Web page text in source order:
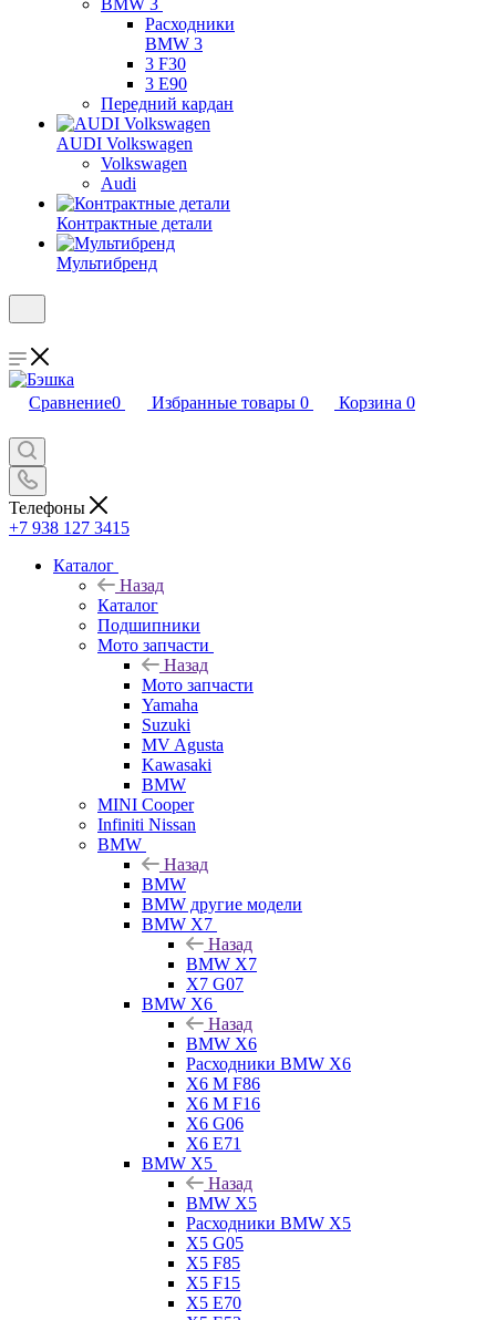
BMW 3
Расходники
BMW 3
3 F30
3 E90
Передний кардан
AUDI Volkswagen
Volkswagen
Audi
Контрактные детали
Мультибренд
Сравнение0 Избранные товары 0 Корзина 0
Телефоны
+7 938 127 3415
Каталог
Назад
Каталог
Подшипники
Мото запчасти
Назад
Мото запчасти
Yamaha
Suzuki
MV Agusta
Kawasaki
BMW
MINI Cooper
Infiniti Nissan
BMW
Назад
BMW
BMW другие модели
BMW X7
Назад
BMW X7
X7 G07
BMW X6
Назад
BMW X6
Расходники BMW X6
X6 M F86
X6 M F16
X6 G06
X6 E71
BMW X5
Назад
BMW X5
Расходники BMW X5
X5 G05
X5 F85
X5 F15
X5 E70